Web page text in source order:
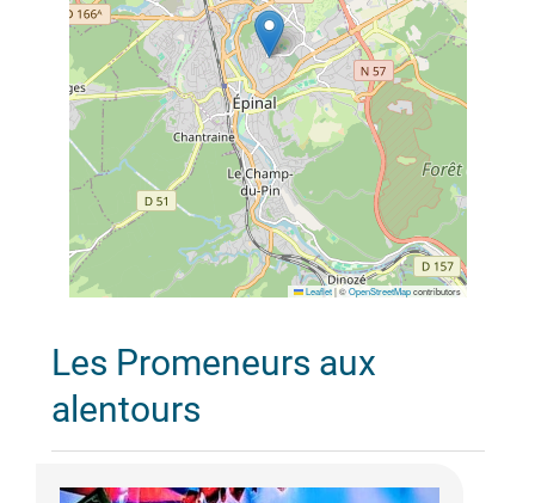
Leaflet |©OpenStreetMapcontributors
Les Promeneurs aux
alentours